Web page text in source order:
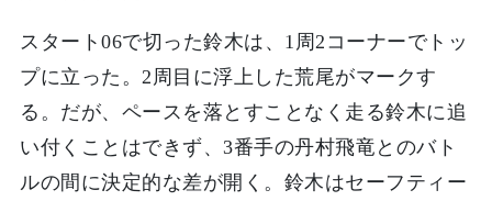
スタート06で切った鈴木は、1周2コーナーでトッ
プに立った。2周目に浮上した荒尾がマークす
る。だが、ペースを落とすことなく走る鈴木に追
い付くことはできず、3番手の丹村飛竜とのバト
ルの間に決定的な差が開く。鈴木はセーフティー